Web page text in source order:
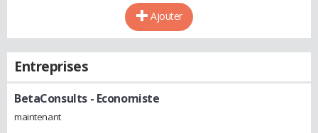
Ajouter
Entreprises
BetaConsults- Economiste
maintenant